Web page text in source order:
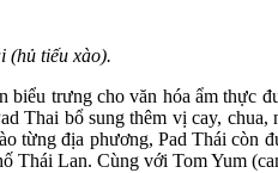
(hủ tiếu xào).
biểu trưng cho văn hóa ẩm thực
Thai bổ sung thêm vị cay,
từng địa phương, Pad Thái còn
Thái Lan. Cùng với Tom Yum